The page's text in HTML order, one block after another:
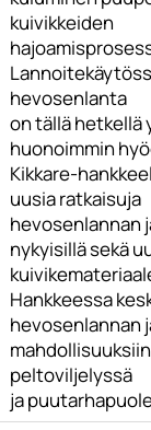
kuivikkeiden
hevosenlanta
on tällä hetkellä
huonoimmin
Kikkare-
uusia ratkaisuja
hevosenlannan
nykyisillä sekä
Hankkeessa
hevosenlannan
peltoviljelyssä
ja